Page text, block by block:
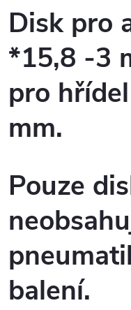
Disk pro
*15,8 -3
pro
mm.
Pouze
balení.